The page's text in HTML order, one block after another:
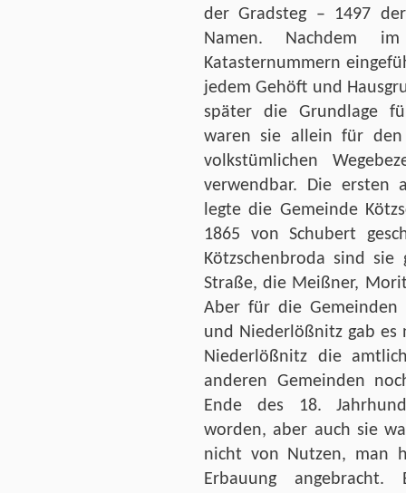
der Gradsteg – 1497
Namen. Nachdem
Katasternummern
jedem Gehöft und
später die Grundlage
waren sie allein für den
volkstümlichen
verwendbar. Die ersten
legte die Gemeinde
1865 von Schubert
Kötzschenbroda sind
Straße, die Meißner,
Aber für die Gemeinden
und Niederlößnitz gab es
Niederlößnitz die
anderen Gemeinden
Ende des 18.
worden, aber auch sie
nicht von Nutzen, man
Erbauung